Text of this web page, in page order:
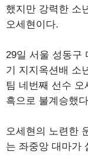
했지만 강력한 소
오세현이다.
29일 서울 성동구
기 지지옥션배 소
팀 네번째 선수
흑으로 불계승했
오세현의 노련한
는 좌중앙 대마가